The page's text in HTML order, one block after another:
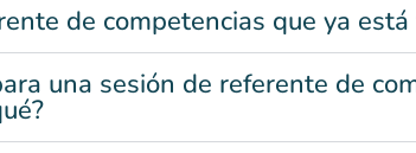
de competencias que ya
una sesión de referente de